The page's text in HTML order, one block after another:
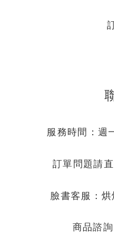
服務時間：週
訂單問題請
臉書客服： 烘
商品諮